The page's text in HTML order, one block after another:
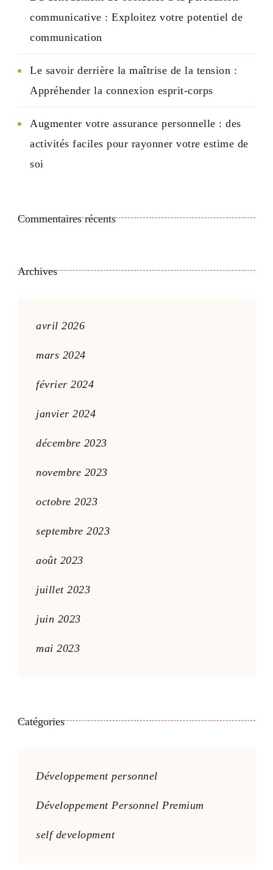
communicative : Exploitez votre potentiel de
communication
Le savoir derrière la maîtrise de la tension :
Appréhender la connexion esprit-corps
Augmenter votre assurance personnelle : des
activités faciles pour rayonner votre estime de
soi
Commentaires récents
Archives
avril 2026
mars 2024
février 2024
janvier 2024
décembre 2023
novembre 2023
octobre 2023
septembre 2023
août 2023
juillet 2023
juin 2023
mai 2023
Catégories
Développement personnel
Développement Personnel Premium
self development